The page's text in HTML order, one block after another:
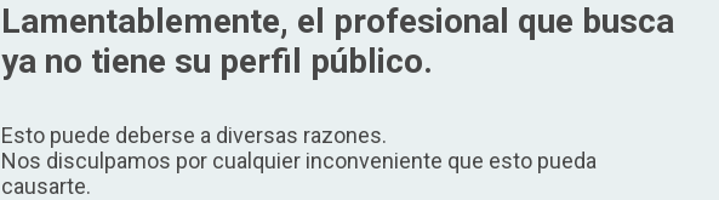
Lamentablemente, el profesional que busca
ya no tiene su perfil público.
Esto puede deberse a diversas razones.
Nos disculpamos por cualquier inconveniente que esto pueda
causarte.